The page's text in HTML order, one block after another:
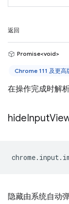
返回
Promise<void>
Chrome 111 及更高
在操作完成时解析
hideInput
chrome. input.
隐藏由系统自动